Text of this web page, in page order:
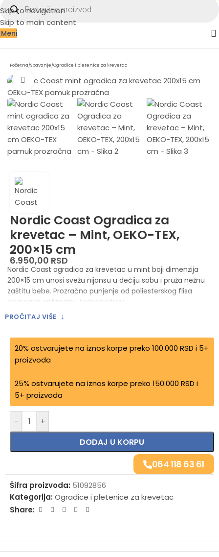
Skip to navigation
Skip to main content
Meni
Početna/Spavanje/Ogradice i pletenice za krevetac
Zumiraj sliku
Nordic Coast Ogradica za
krevetac – Mint, OEKO-TEX,
200×15 cm
6.950,00 RSD
Nordic Coast ogradica za krevetac u mint boji dimenzija
200×15 cm unosi svežu nijansu u dečiju sobu i pruža nežnu
zaštitu bebe. Prozračno punjenje od poliesterskog flisa
osigurava optimalnu temperaturu.
Boja: mint, nordijski dizajn
Materijal: 100% pamuk, OEKO-TEX® Standard 100
Punjenje: 100% prozračni poliesterski flis, OEKO-TEX®
Pranje u mašini na 30°C
PROČITAJ VIŠE ↓
20% ostvarujete na iznos korpe preko 100.000 RSD i 5+
proizvoda
25% ostvarujete na iznos korpe preko 150.000 RSD i
5+ proizvoda
- +
DODAJ U KORPU
Alternative:
064 118 63 61
Šifra proizvoda: 51092856
Kategorija: Ogradice i pletenice za krevetac
Share: